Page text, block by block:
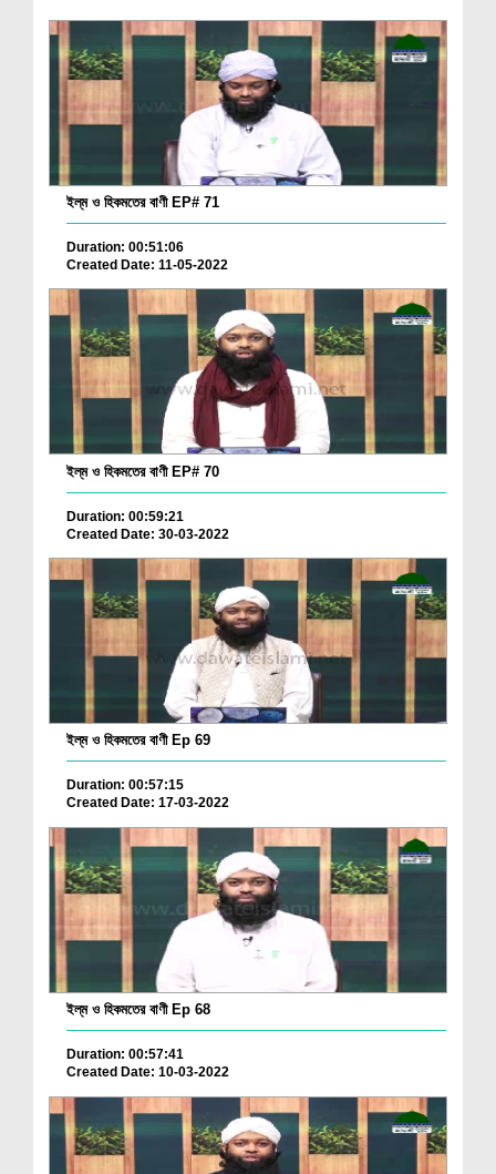
ইল্‌ম ও হিকমতের বাণী EP# 71
Duration: 00:51:06
Created Date: 11-05-2022
ইল্‌ম ও হিকমতের বাণী EP# 70
Duration: 00:59:21
Created Date: 30-03-2022
ইল্‌ম ও হিকমতের বাণী Ep 69
Duration: 00:57:15
Created Date: 17-03-2022
ইল্‌ম ও হিকমতের বাণী Ep 68
Duration: 00:57:41
Created Date: 10-03-2022